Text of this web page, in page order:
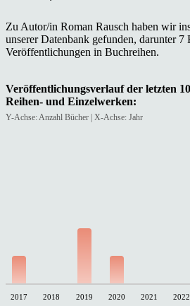
Zu Autor/in Roman Rausch haben wir
unserer Datenbank gefunden, darunter
Veröffentlichungen in Buchreihen.
Veröffentlichungsverlauf der letzten
Reihen- und Einzelwerken:
Y-Achse: Anzahl Bücher | X-Achse: Jahr
2017 2018 2019 2020 2021 2022